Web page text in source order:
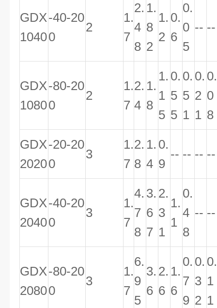
GDX
1040
-40-20
0
2
1.
7
2.
4
8
1.
8
2
1.
2
0.
6
0.
0
5
-- --
GDX
1080
-80-20
0
2
1.
7
2.
4
1.
8
1.
1
5
0.
5
5
0.
5
1
0.
2
1
0.
0
8
GDX
2020
-20-20
0
3
1.
7
2.
8
1.
4
0.
9
-- -- -- --
GDX
2040
-40-20
0
3
1.
7
4.
7
8
3.
6
7
2.
3
1
1.
1
0.
4
8
-- --
GDX
2080
-80-20
0
3
1.
7
6.
9
5
3.
6
2.
6
1.
6
0.
7
9
0.
3
2
0.
1
1